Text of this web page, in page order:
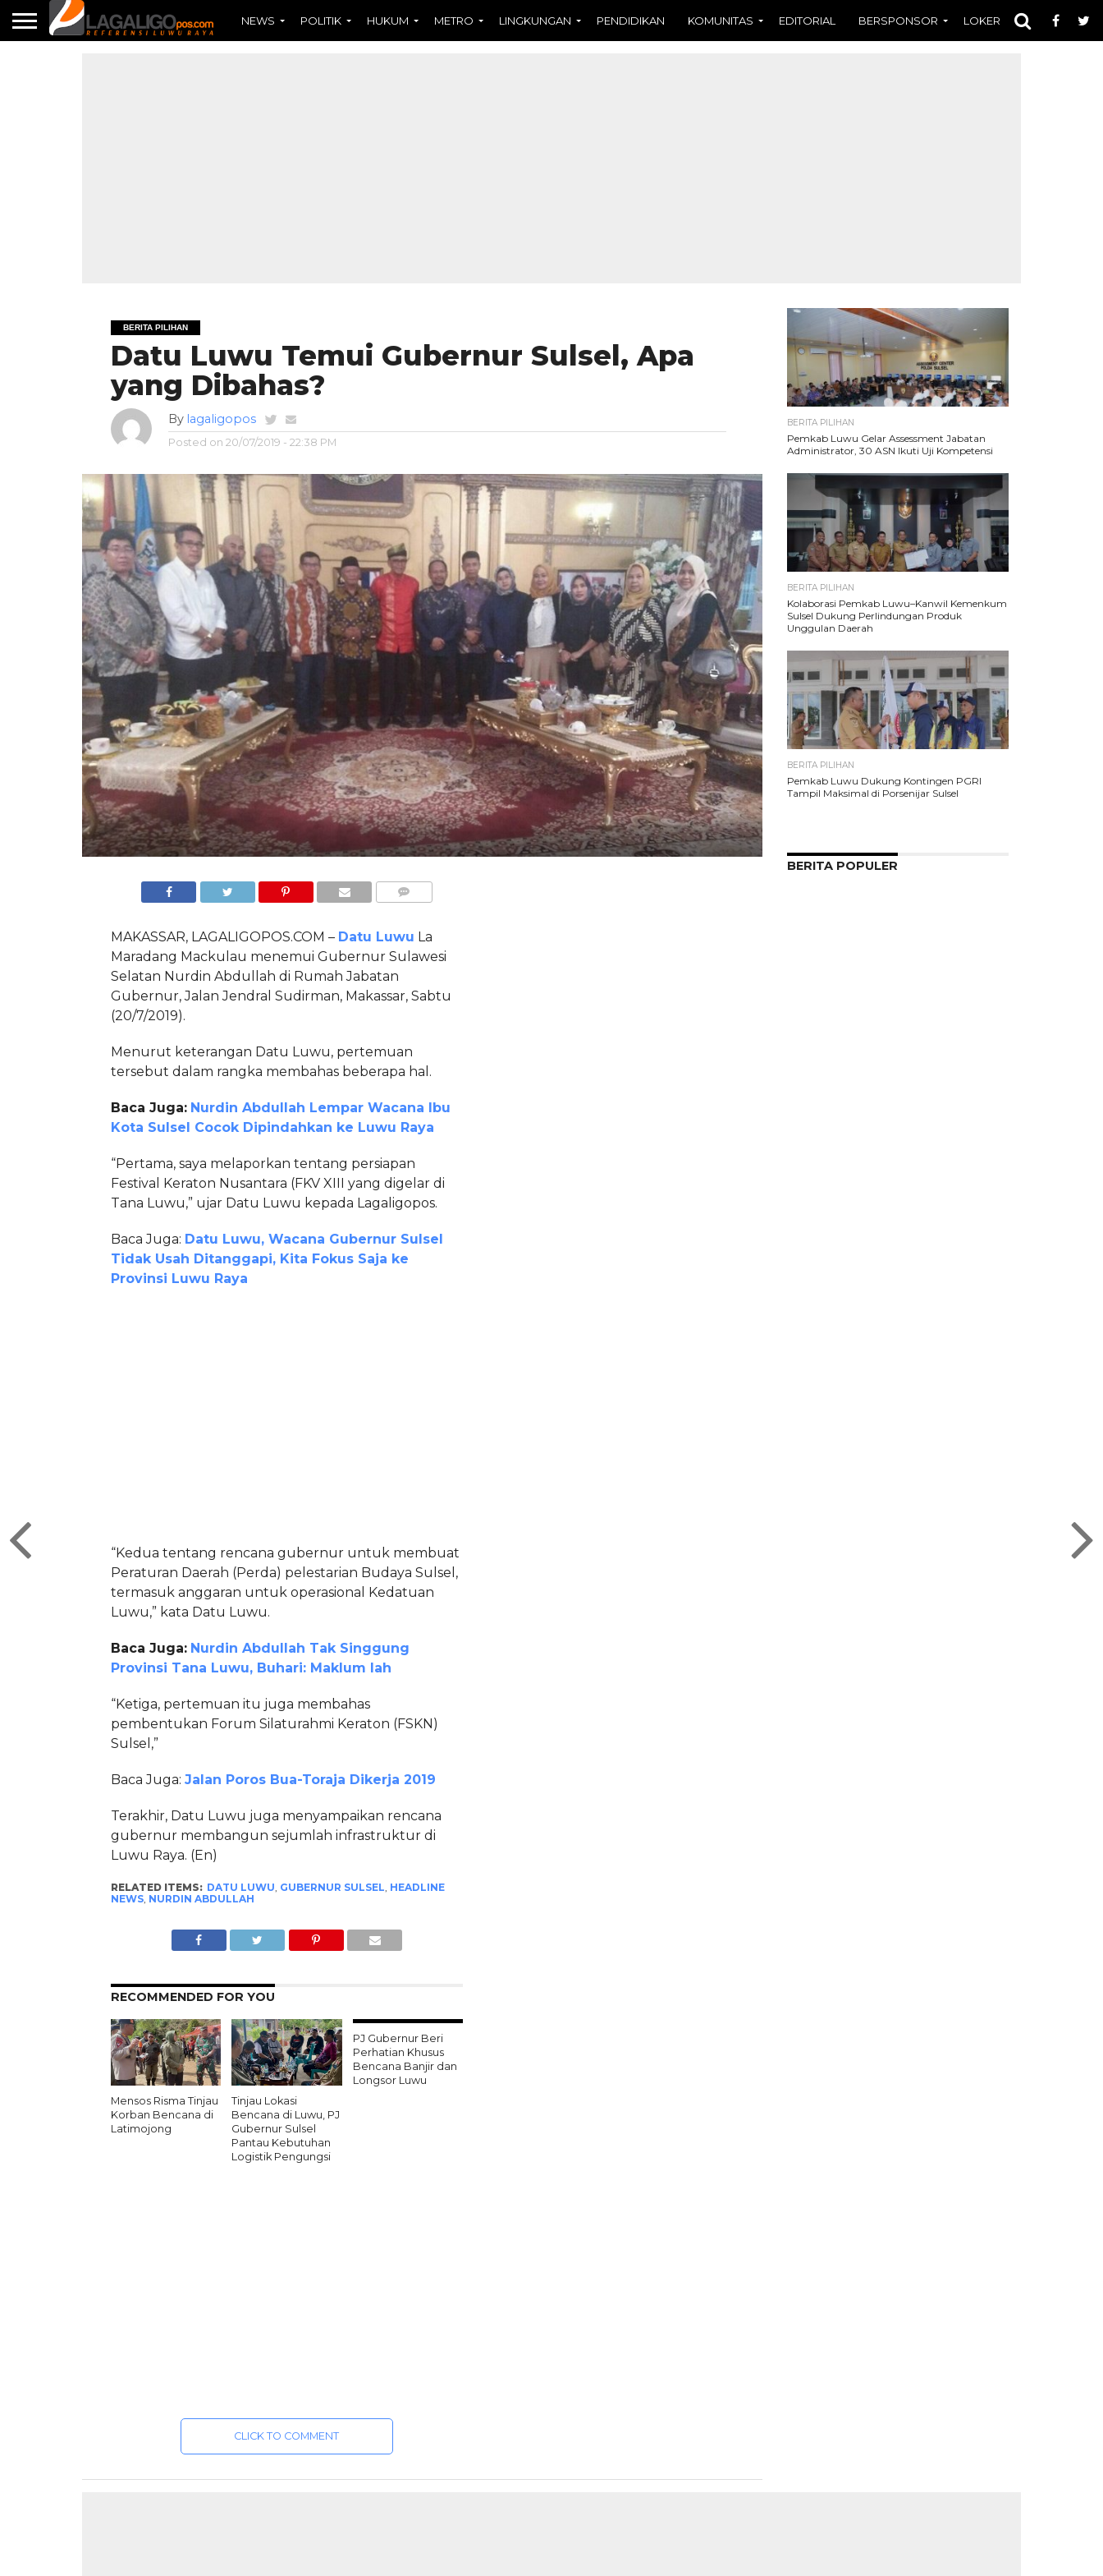
NEWS POLITIK HUKUM METRO LINGKUNGAN PENDIDIKAN KOMUNITAS EDITORIAL BERSPONSOR LOKER OPINI
BERITA PILIHAN
Datu Luwu Temui Gubernur Sulsel, Apa
yang Dibahas?
By lagaligopos
Posted on 20/07/2019 - 22:38 PM
MAKASSAR, LAGALIGOPOS.COM – Datu Luwu La
Maradang Mackulau menemui Gubernur Sulawesi
Selatan Nurdin Abdullah di Rumah Jabatan
Gubernur, Jalan Jendral Sudirman, Makassar, Sabtu
(20/7/2019).
Menurut keterangan Datu Luwu, pertemuan
tersebut dalam rangka membahas beberapa hal.
Baca Juga: Nurdin Abdullah Lempar Wacana Ibu
Kota Sulsel Cocok Dipindahkan ke Luwu Raya
“Pertama, saya melaporkan tentang persiapan
Festival Keraton Nusantara (FKV XIII yang digelar di
Tana Luwu,” ujar Datu Luwu kepada Lagaligopos.
Baca Juga: Datu Luwu, Wacana Gubernur Sulsel
Tidak Usah Ditanggapi, Kita Fokus Saja ke
Provinsi Luwu Raya
“Kedua tentang rencana gubernur untuk membuat
Peraturan Daerah (Perda) pelestarian Budaya Sulsel,
termasuk anggaran untuk operasional Kedatuan
Luwu,” kata Datu Luwu.
Baca Juga: Nurdin Abdullah Tak Singgung
Provinsi Tana Luwu, Buhari: Maklum lah
“Ketiga, pertemuan itu juga membahas
pembentukan Forum Silaturahmi Keraton (FSKN)
Sulsel,”
Baca Juga: Jalan Poros Bua-Toraja Dikerja 2019
Terakhir, Datu Luwu juga menyampaikan rencana
gubernur membangun sejumlah infrastruktur di
Luwu Raya. (En)
RELATED ITEMS: DATU LUWU, GUBERNUR SULSEL, HEADLINE
NEWS, NURDIN ABDULLAH
RECOMMENDED FOR YOU
Mensos Risma Tinjau
Korban Bencana di
Latimojong
Tinjau Lokasi
Bencana di Luwu, PJ
Gubernur Sulsel
Pantau Kebutuhan
Logistik Pengungsi
PJ Gubernur Beri
Perhatian Khusus
Bencana Banjir dan
Longsor Luwu
CLICK TO COMMENT
BERITA PILIHAN
Pemkab Luwu Gelar Assessment Jabatan
Administrator, 30 ASN Ikuti Uji Kompetensi
BERITA PILIHAN
Kolaborasi Pemkab Luwu–Kanwil Kemenkum
Sulsel Dukung Perlindungan Produk
Unggulan Daerah
BERITA PILIHAN
Pemkab Luwu Dukung Kontingen PGRI
Tampil Maksimal di Porsenijar Sulsel
BERITA POPULER